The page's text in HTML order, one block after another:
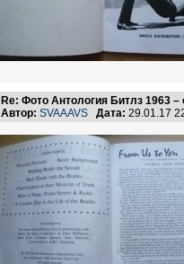
Re: Фото Антология Битлз 1963 –
Автор: SVAAAVS Дата: 29.01.17